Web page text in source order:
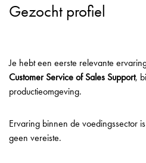
Gezocht profiel
Je hebt een eerste relevante
Customer Service of Sales Support,
productieomgeving.
Ervaring binnen de voedingssector
geen vereiste.